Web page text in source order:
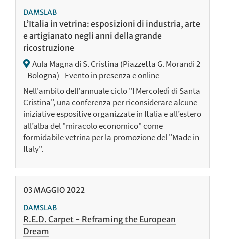
DAMSLAB
L’Italia in vetrina: esposizioni di industria, arte
e artigianato negli anni della grande
ricostruzione
Aula Magna di S. Cristina (Piazzetta G. Morandi 2
- Bologna) - Evento in presenza e online
Nell'ambito dell'annuale ciclo "I Mercoledì di Santa
Cristina", una conferenza per riconsiderare alcune
iniziative espositive organizzate in Italia e all’estero
all’alba del "miracolo economico" come
formidabile vetrina per la promozione del "Made in
Italy".
03 MAGGIO 2022
DAMSLAB
R.E.D. Carpet - Reframing the European
Dream